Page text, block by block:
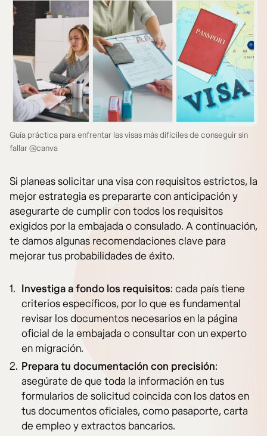
Guía práctica para enfrentar las visas más difíciles de conseguir sin
fallar @canva
Si planeas solicitar una visa con requisitos estrictos, la
mejor estrategia es prepararte con anticipación y
asegurarte de cumplir con todos los requisitos
exigidos por la embajada o consulado. A continuación,
te damos algunas recomendaciones clave para
mejorar tus probabilidades de éxito.
Investiga a fondo los requisitos: cada país tiene
criterios específicos, por lo que es fundamental
revisar los documentos necesarios en la página
oficial de la embajada o consultar con un experto
en migración.
Prepara tu documentación con precisión:
asegúrate de que toda la información en tus
formularios de solicitud coincida con los datos en
tus documentos oficiales, como pasaporte, carta
de empleo y extractos bancarios.